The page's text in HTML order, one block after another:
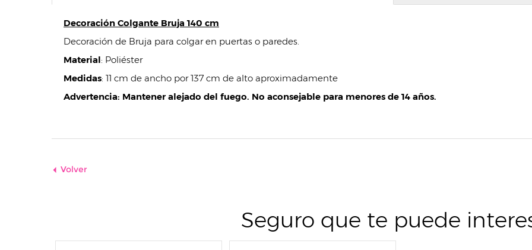
Decoración Colgante Bruja 140 cm
Decoración de Bruja para colgar en puertas o paredes.
Material: Poliéster
Medidas: 11 cm de ancho por 137 cm de alto aproximadamente
Advertencia: Mantener alejado del fuego. No aconsejable para menores de 14 años.
Volver
Seguro que te puede